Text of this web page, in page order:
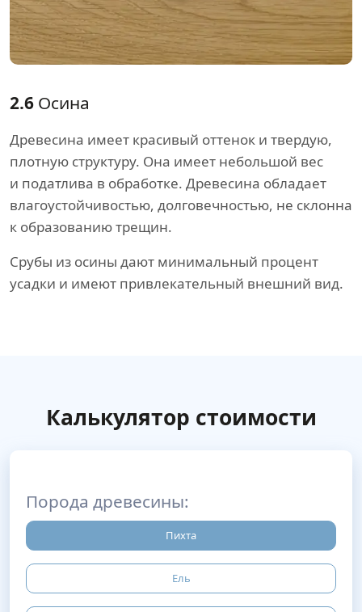
2.6 Осина
Древесина имеет красивый оттенок и твердую,
плотную структуру. Она имеет небольшой вес
и податлива в обработке. Древесина обладает
влагоустойчивостью, долговечностью, не склонна
к образованию трещин.
Срубы из осины дают минимальный процент
усадки и имеют привлекательный внешний вид.
Калькулятор стоимости
Порода древесины:
Пихта
Ель